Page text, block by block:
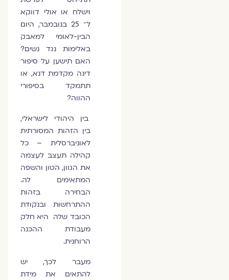
וישלח או אולי דווקא
ל־ 25 בנובמבר, היום
הבין-לאומי למאבק
באלימות נגד נשים?
האם תישען על סיפור
דינה מקדמת דנא, או
תתמקד בסיפורי
ההווה?
בין היהודי לישראלי,
בין הזהות המסורתית
לאוניברסלית – כל
קהילה תעצב לעצמה
את הגוון, הטון והשפה
המתאימים לה.
הבחירה בזהות
ההתרחשות ובנקודת
הכובד שלה היא חלק
מעבודת ההכנה
הרוחנית.
מעבר לכך, יש
להתאים את מידת